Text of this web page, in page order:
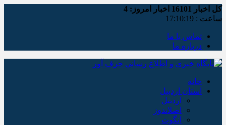
کل اخبار اخبار امروز: 4
ساعت : 17:10:19
تماس با ما
درباره ما
خانه
استان اردبیل
اردبیل
اصلاندوز
انگوت